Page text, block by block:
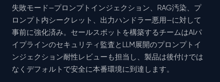
失敗モード—プロンプトインジェクション、RAG汚染、プ
ロンプト内シークレット、出力ハンドラー悪用—に対して
事前に強化済み。セールスボットを構築するチームはAIパ
イプラインのセキュリティ監査とLLM展開のプロンプトイ
ンジェクション耐性レビューも担当し、製品は後付けでは
なくデフォルトで安全に本番環境に到達します。